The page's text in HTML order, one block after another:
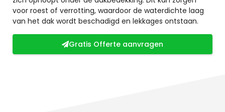
voor roest of verrotting, waardoor de waterdichte laag
van het dak wordt beschadigd en lekkages ontstaan.
Gratis Offerte aanvragen